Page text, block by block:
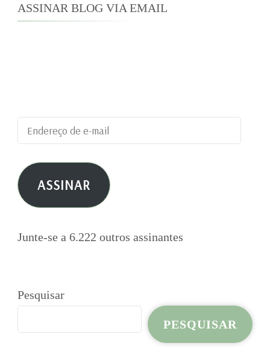
ASSINAR BLOG VIA EMAIL
Endereço
de
e-
mail ASSINAR
Junte-se a 6.222 outros assinantes
Pesquisar
PESQUISAR